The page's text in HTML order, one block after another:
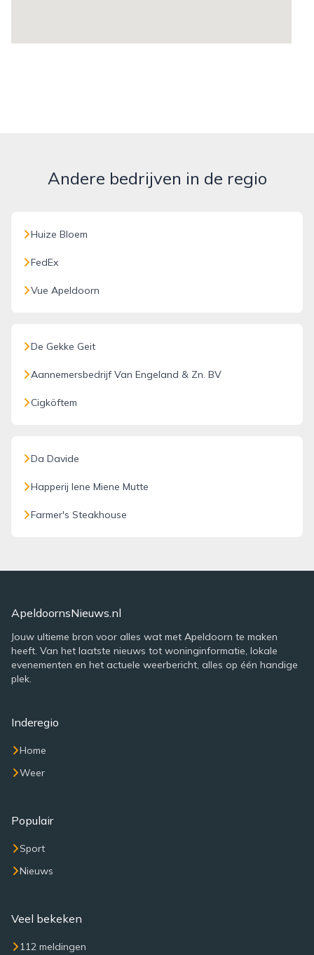
Andere bedrijven in de regio
Huize Bloem
FedEx
Vue Apeldoorn
De Gekke Geit
Aannemersbedrijf Van Engeland & Zn. BV
Cigköftem
Da Davide
Happerij Iene Miene Mutte
Farmer's Steakhouse
ApeldoornsNieuws.nl
Jouw ultieme bron voor alles wat met Apeldoorn te maken
heeft. Van het laatste nieuws tot woninginformatie, lokale
evenementen en het actuele weerbericht, alles op één handige
plek.
Inderegio
Home
Weer
Populair
Sport
Nieuws
Veel bekeken
112 meldingen